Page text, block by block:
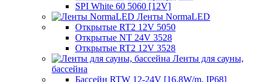
SPI White 60 5060 [12V]
Ленты NormaLED
Открытые RT2 12V 5050
Открытые NT 24V 3528
Открытые RT2 12V 3528
Ленты для сауны,
бассейна
Бассейн RTW 12-24V [16.8W/m, IP68]